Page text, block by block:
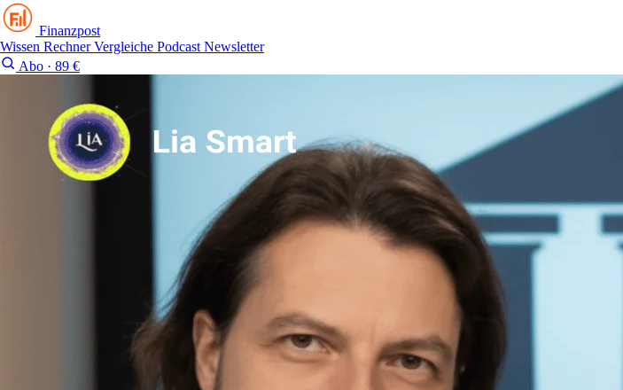
Finanzpost
Wissen RechnerVergleiche Podcast Newsletter
Abo · 89 €